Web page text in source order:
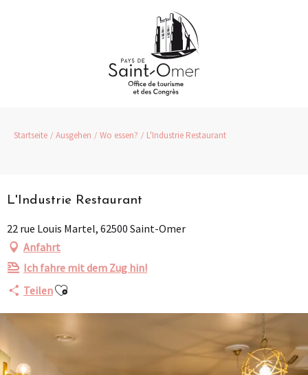
Startseite Ausgehen Wo essen? L'Industrie Restaurant
L'Industrie Restaurant
22 rue Louis Martel, 62500 Saint-Omer
Anfahrt
Ich fahre mit dem Zug hin!
TeilenAjouter aux favoris